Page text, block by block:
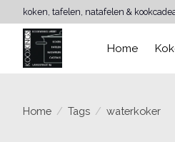
koken, tafelen, natafelen &
Home
Home / Tags / waterkoker